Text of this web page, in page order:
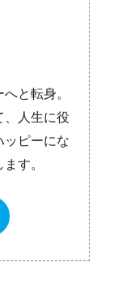
と転身。
、人生に役
ッピーにな
す。